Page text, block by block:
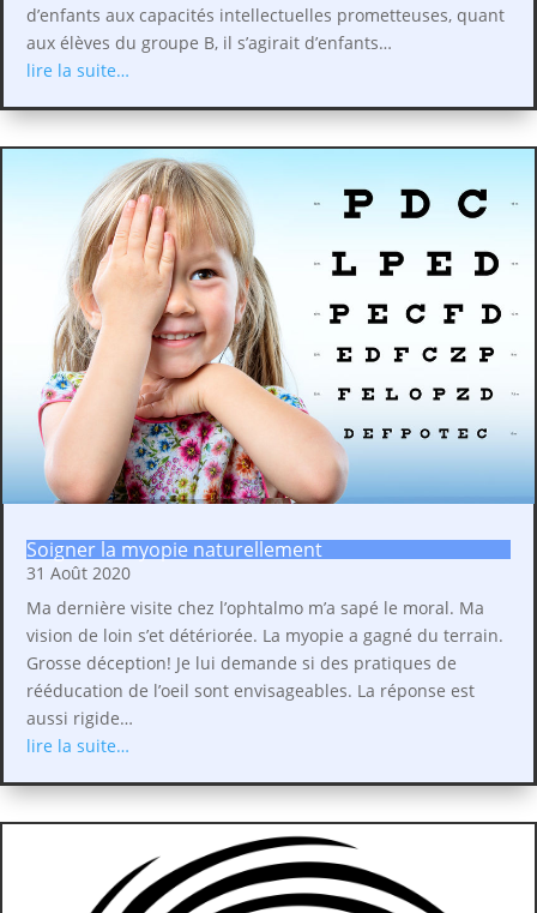
d’enfants aux capacités intellectuelles prometteuses, quant
aux élèves du groupe B, il s’agirait d’enfants…
lire la suite…
Soigner la myopie naturellement
31 Août 2020
Ma dernière visite chez l’ophtalmo m’a sapé le moral. Ma
vision de loin s’et détériorée. La myopie a gagné du terrain.
Grosse déception! Je lui demande si des pratiques de
rééducation de l’oeil sont envisageables. La réponse est
aussi rigide…
lire la suite…